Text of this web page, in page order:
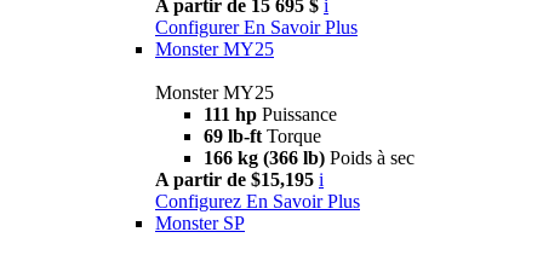
A partir de 15 695 $ i
Configurer En Savoir Plus
Monster MY25
Monster MY25
111 hp Puissance
69 lb-ft Torque
166 kg (366 lb) Poids à sec
A partir de $15,195 i
Configurez En Savoir Plus
Monster SP